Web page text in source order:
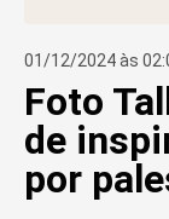
01/12/2024 às
Foto
de
por